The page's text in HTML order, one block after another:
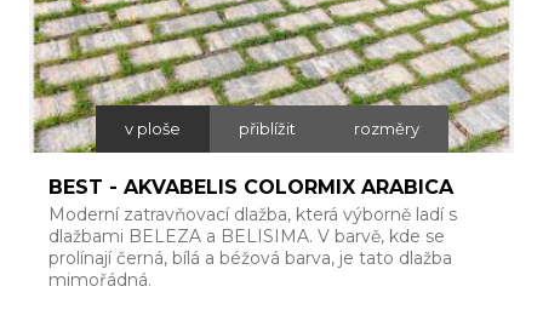
v ploše přiblížit rozměry
BEST - AKVABELIS COLORMIX ARABICA
Moderní zatravňovací dlažba, která výborně ladí s
dlažbami BELEZA a BELISIMA. V barvě, kde se
prolínají černá, bílá a béžová barva, je tato dlažba
mimořádná.